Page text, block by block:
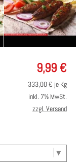
9,99 €
333,00€ je Kg
inkl. 7% MwSt.
zzgl. Versand